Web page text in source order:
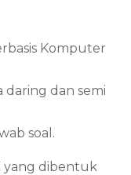
Komputer
dan semi
soal.
yang dibentuk